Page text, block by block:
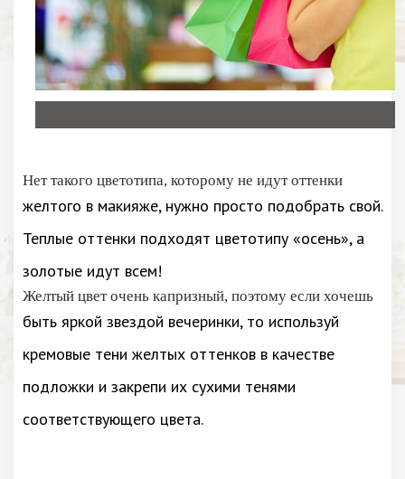
Нет такого цветотипа, которому не идут оттенки
желтого в макияже, нужно просто подобрать свой.
Теплые оттенки подходят цветотипу «осень», а
золотые идут всем!
Желтый цвет очень капризный, поэтому если хочешь
быть яркой звездой вечеринки, то используй
кремовые тени желтых оттенков в качестве
подложки и закрепи их сухими тенями
соответствующего цвета.